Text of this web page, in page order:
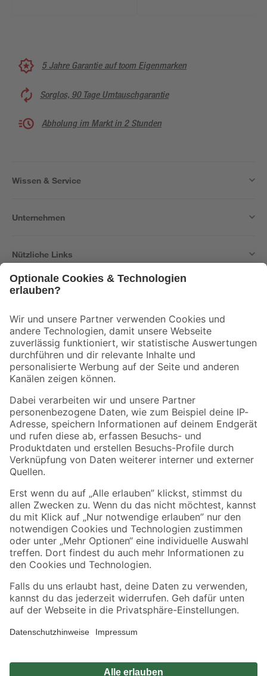
5 Jahre Garantie auf toom Eigenmarken
Sorglos, 90 Tage Umtauschgarantie
Abholung im Markt in 2 Stunden
Wissen & Service
Unternehmen
Nützliche Links
Bleib auf dem Laufenden mit unserem Newsletter
Der toom Newsletter: Keine Angebote und Aktionen mehr verpassen!
Zur Newsletter Anmeldung
Folge uns
Zahlungsarten Versandarten
Sicher einkaufen
Jetzt die toom-App herunterladen
Alle Preisangaben in EUR inkl. gesetzl. MwSt.. Die dargestellten Angebote sind unter
Umständen nicht in allen Märkten verfügbar. Die angegebenen Verfügbarkeiten beziehen
Produkte nur solange der Vorrat reicht.
*Paketversand ab 59 € versandkostenfrei, gilt nicht für Artikel mit Speditionsversand, hier
Privatsphäre Impressum